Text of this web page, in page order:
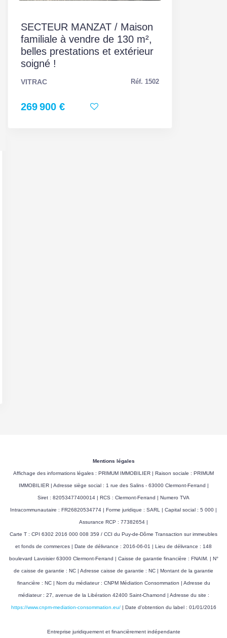
SECTEUR MANZAT / Maison
familiale à vendre de 130 m²,
belles prestations et extérieur
soigné !
VITRAC Réf. 1502
269 900 €
Mentions légales
Affichage des informations légales : PRIMUM IMMOBILIER | Raison sociale : PRIMUM
IMMOBILIER | Adresse siège social : 1 rue des Salins - 63000 Clermont-Ferrand |
Siret : 82053477400014 | RCS : Clermont-Ferrand | Numero TVA
Intracommunautaire : FR26820534774 | Forme juridique : SARL | Capital social : 5 000 |
Assurance RCP : 77382654 |
Carte T : CPI 6302 2016 000 008 359 / CCI du Puy-de-Dôme Transaction sur immeubles
et fonds de commerces | Date de délivrance : 2016-06-01 | Lieu de délivrance : 148
boulevard Lavoisier 63000 Clermont-Ferrand | Caisse de garantie financière : FNAIM. | N°
de caisse de garantie : NC | Adresse caisse de garantie : NC | Montant de la garantie
financière : NC | Nom du médiateur : CNPM Médiation Consommation | Adresse du
médiateur : 27, avenue de la Libération 42400 Saint-Chamond | Adresse du site :
https://www.cnpm-mediation-consommation.eu/| Date d'obtention du label : 01/01/2016
Entreprise juridiquement et financièrement indépendante